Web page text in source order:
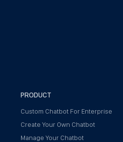
PRODUCT
Custom Chatbot For Enterprise
Create Your Own Chatbot
Manage Your Chatbot